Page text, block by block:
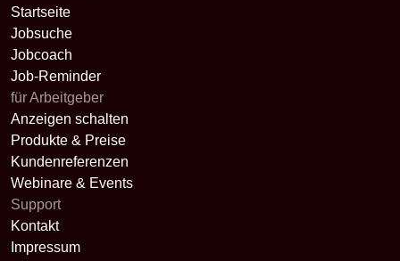
Startseite
Jobsuche
Jobcoach
Job-Reminder
für Arbeitgeber
Anzeigen schalten
Produkte & Preise
Kundenreferenzen
Webinare & Events
Support
Kontakt
Impressum